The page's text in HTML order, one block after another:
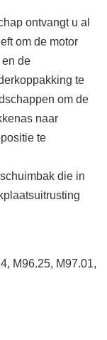
ontvangt u al
om de motor
de
te
om de
naar
te
die in
M96.25, M97.01,